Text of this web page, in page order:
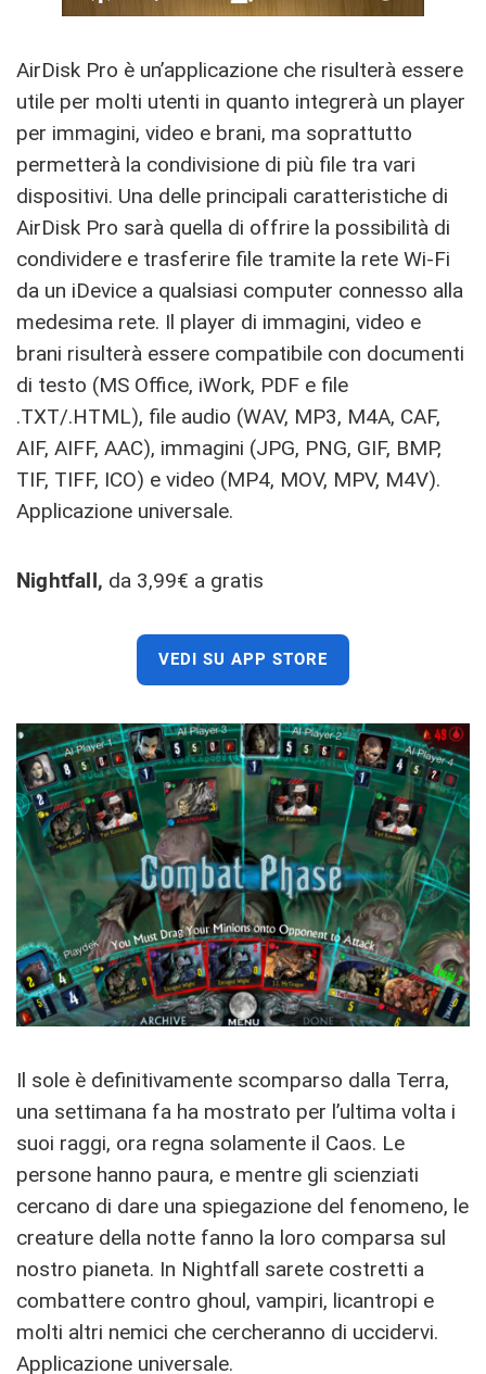
AirDisk Pro è un’applicazione che risulterà essere
utile per molti utenti in quanto integrerà un player
per immagini, video e brani, ma soprattutto
permetterà la condivisione di più file tra vari
dispositivi. Una delle principali caratteristiche di
AirDisk Pro sarà quella di offrire la possibilità di
condividere e trasferire file tramite la rete Wi-Fi
da un iDevice a qualsiasi computer connesso alla
medesima rete. Il player di immagini, video e
brani risulterà essere compatibile con documenti
di testo (MS Office, iWork, PDF e file
.TXT/.HTML), file audio (WAV, MP3, M4A, CAF,
AIF, AIFF, AAC), immagini (JPG, PNG, GIF, BMP,
TIF, TIFF, ICO) e video (MP4, MOV, MPV, M4V).
Applicazione universale.
Nightfall, da 3,99€ a gratis
VEDI SU APP STORE
Il sole è definitivamente scomparso dalla Terra,
una settimana fa ha mostrato per l’ultima volta i
suoi raggi, ora regna solamente il Caos. Le
persone hanno paura, e mentre gli scienziati
cercano di dare una spiegazione del fenomeno, le
creature della notte fanno la loro comparsa sul
nostro pianeta. In Nightfall sarete costretti a
combattere contro ghoul, vampiri, licantropi e
molti altri nemici che cercheranno di uccidervi.
Applicazione universale.